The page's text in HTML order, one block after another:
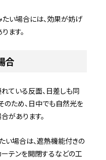
い場合には、効果が妨げ
ます。
合
ている反面、日差しも同
のため、日中でも自然光を
があります。
い場合は、遮熱機能付きの
ーテンを開閉するなどの工